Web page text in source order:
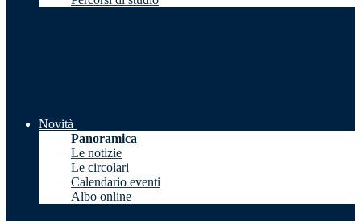
Novità
Panoramica
Le notizie
Le circolari
Calendario eventi
Albo online